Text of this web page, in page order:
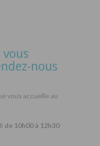
nous
vous accueille au
de 10h00 à 12h30